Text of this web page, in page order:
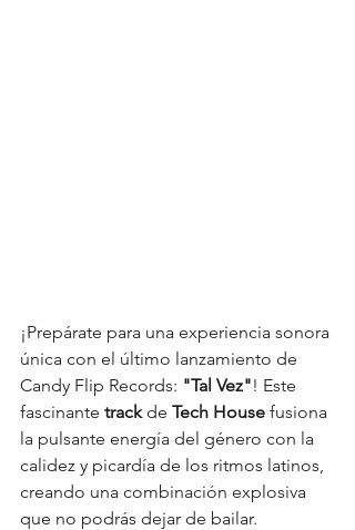
¡Prepárate para una experiencia sonora
única con el último lanzamiento de
Candy Flip Records: "Tal Vez"! Este
fascinante track de Tech House fusiona
la pulsante energía del género con la
calidez y picardía de los ritmos latinos,
creando una combinación explosiva
que no podrás dejar de bailar.